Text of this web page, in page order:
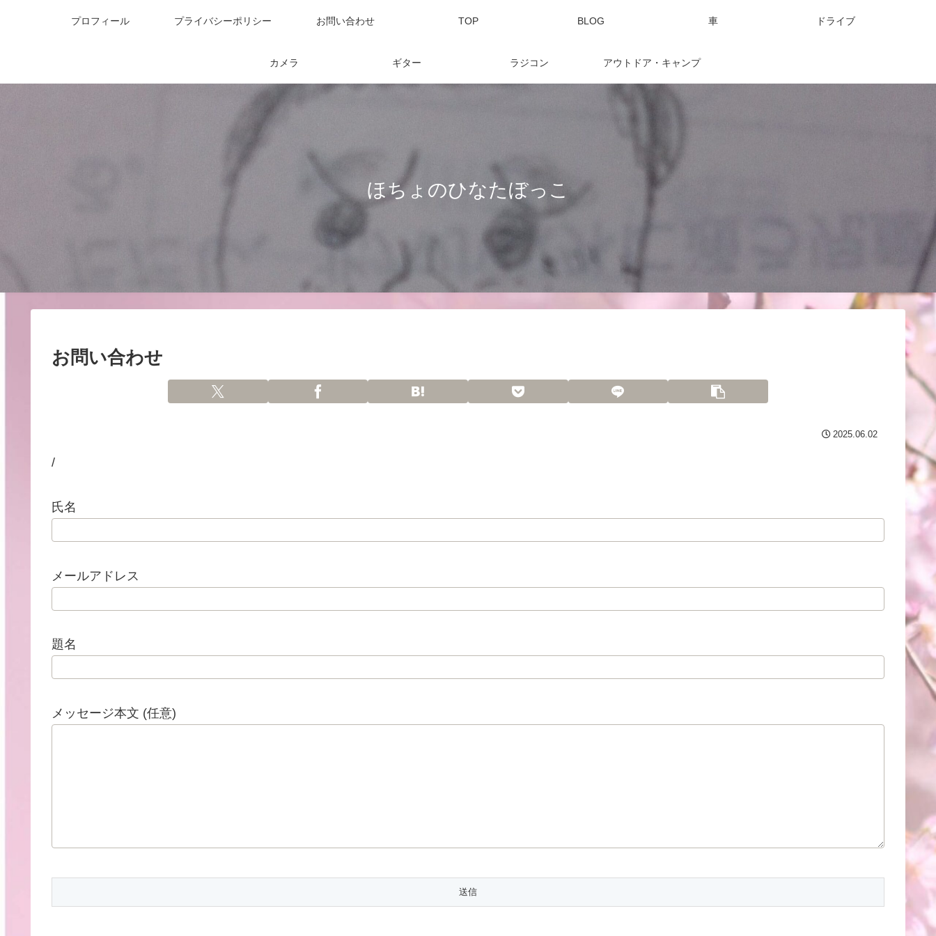
ほちょのひなたぼっこ
プロフィール プライバシーポリシー お問い合わせ TOP BLOG 車 ドライブ
カメラ ギター ラジコン アウトドア・キャンプ
お問い合わせ
2025.06.02
/
氏名
メールアドレス
題名
メッセージ本文 (任意)